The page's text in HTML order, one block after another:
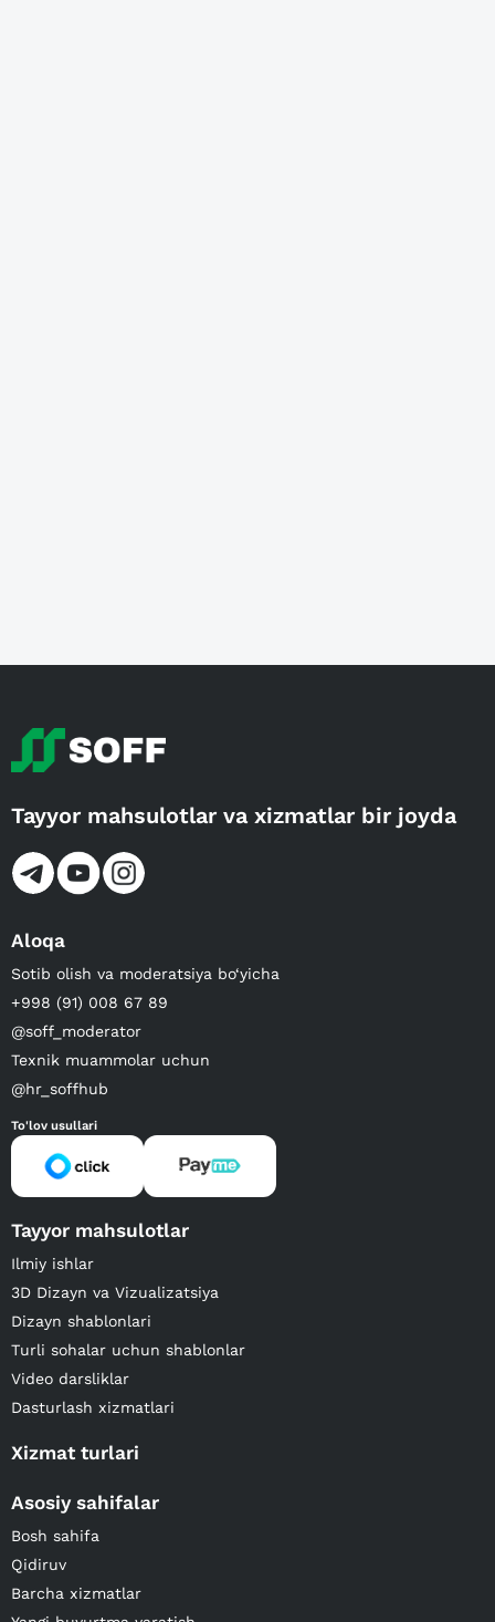
Tayyor mahsulotlar va xizmatlar bir joyda
Aloqa
Sotib olish va moderatsiya bo‘yicha
+998 (91) 008 67 89
@soff_moderator
Texnik muammolar uchun
@hr_soffhub
To'lov usullari
Tayyor mahsulotlar
Ilmiy ishlar
3D Dizayn va Vizualizatsiya
Dizayn shablonlari
Turli sohalar uchun shablonlar
Video darsliklar
Dasturlash xizmatlari
Xizmat turlari
Asosiy sahifalar
Bosh sahifa
Qidiruv
Barcha xizmatlar